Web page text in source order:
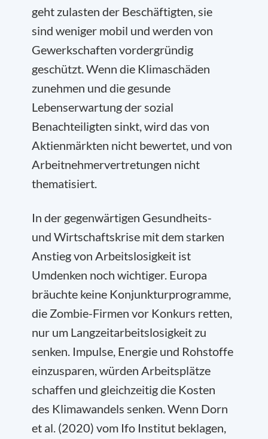
geht zulasten der Beschäftigten, sie
sind weniger mobil und werden von
Gewerkschaften vordergründig
geschützt. Wenn die Klimaschäden
zunehmen und die gesunde
Lebenserwartung der sozial
Benachteiligten sinkt, wird das von
Aktienmärkten nicht bewertet, und von
Arbeitnehmervertretungen nicht
thematisiert.
In der gegenwärtigen Gesundheits-
und Wirtschaftskrise mit dem starken
Anstieg von Arbeitslosigkeit ist
Umdenken noch wichtiger. Europa
bräuchte keine Konjunkturprogramme,
die Zombie-Firmen vor Konkurs retten,
nur um Langzeitarbeitslosigkeit zu
senken. Impulse, Energie und Rohstoffe
einzusparen, würden Arbeitsplätze
schaffen und gleichzeitig die Kosten
des Klimawandels senken. Wenn Dorn
et al. (2020) vom Ifo Institut beklagen,